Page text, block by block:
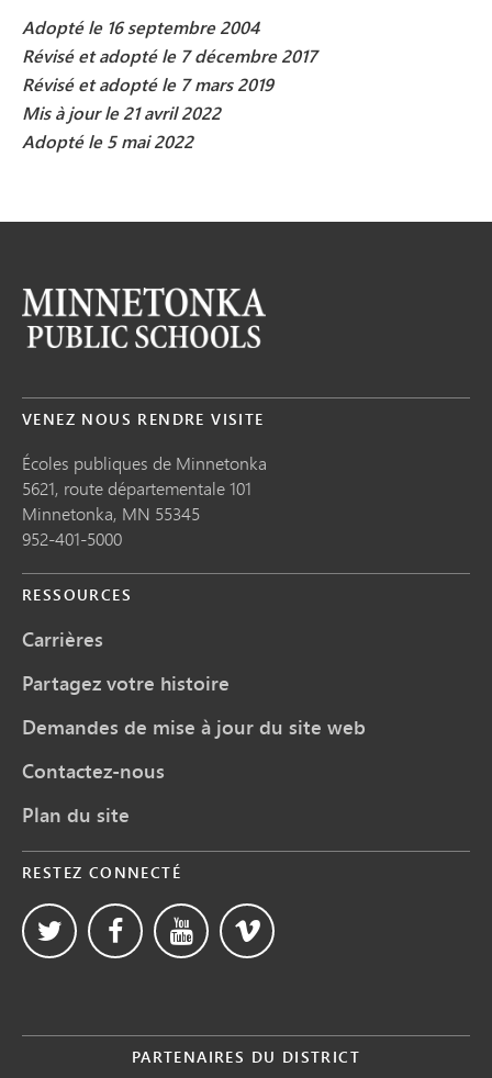
Adopté le 16 septembre 2004
Révisé et adopté le 7 décembre 2017
Révisé et adopté le 7 mars 2019
Mis à jour le 21 avril 2022
Adopté le 5 mai 2022
VENEZ NOUS RENDRE VISITE
Écoles publiques de Minnetonka
5621, route départementale 101
Minnetonka, MN 55345
952-401-5000
RESSOURCES
Carrières
Partagez votre histoire
Demandes de mise à jour du site web
Contactez-nous
Plan du site
RESTEZ CONNECTÉ
PARTENAIRES DU DISTRICT